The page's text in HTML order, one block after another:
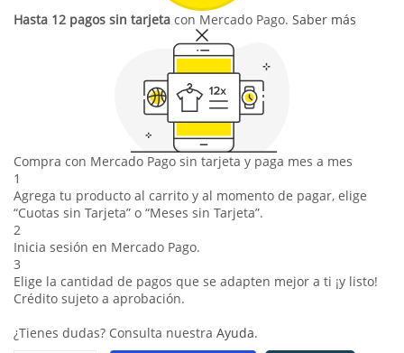
Hasta 12 pagos sin tarjeta con Mercado Pago. Saber más
Compra con Mercado Pago sin tarjeta y paga mes a mes
1
Agrega tu producto al carrito y al momento de pagar, elige
“Cuotas sin Tarjeta” o “Meses sin Tarjeta”.
2
Inicia sesión en Mercado Pago.
3
Elige la cantidad de pagos que se adapten mejor a ti ¡y listo!
Crédito sujeto a aprobación.
¿Tienes dudas? Consulta nuestra Ayuda.